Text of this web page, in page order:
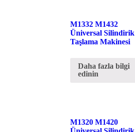
M1332 M1432
Üniversal Silindirik
Taşlama Makinesi
Daha fazla bilgi
edinin
M1320 M1420